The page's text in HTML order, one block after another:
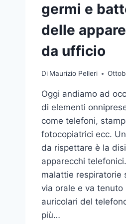
germi e
delle
da ufficio
Di Maurizio Pelleri
Oggi andiamo ad
di elementi
come telefoni,
fotocopiatrici ecc.
da rispettare è la
apparecchi
malattie respiratorie
via orale e va tenuto
auricolari del
più…